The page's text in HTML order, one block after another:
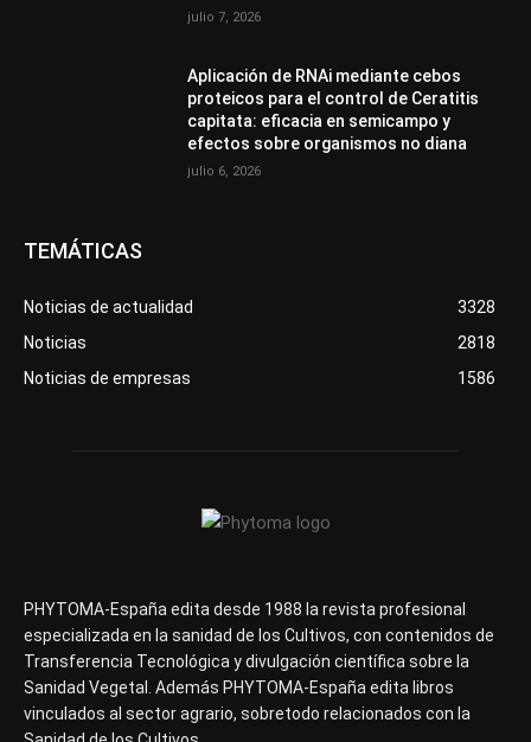
julio 7, 2026
Aplicación de RNAi mediante cebos
proteicos para el control de Ceratitis
capitata: eficacia en semicampo y
efectos sobre organismos no diana
julio 6, 2026
TEMÁTICAS
Noticias de actualidad
3328
Noticias
2818
Noticias de empresas
1586
PHYTOMA-España edita desde 1988 la revista profesional
especializada en la sanidad de los Cultivos, con contenidos de
Transferencia Tecnológica y divulgación científica sobre la
Sanidad Vegetal. Además PHYTOMA-España edita libros
vinculados al sector agrario, sobretodo relacionados con la